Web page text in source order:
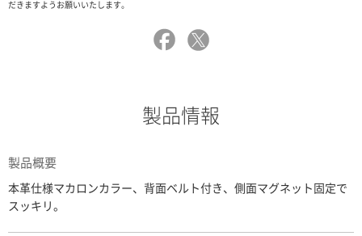
だきますようお願いいたします。
製品情報
製品概要
本革仕様マカロンカラー、背面ベルト付き、側面マグネット固定で
スッキリ。